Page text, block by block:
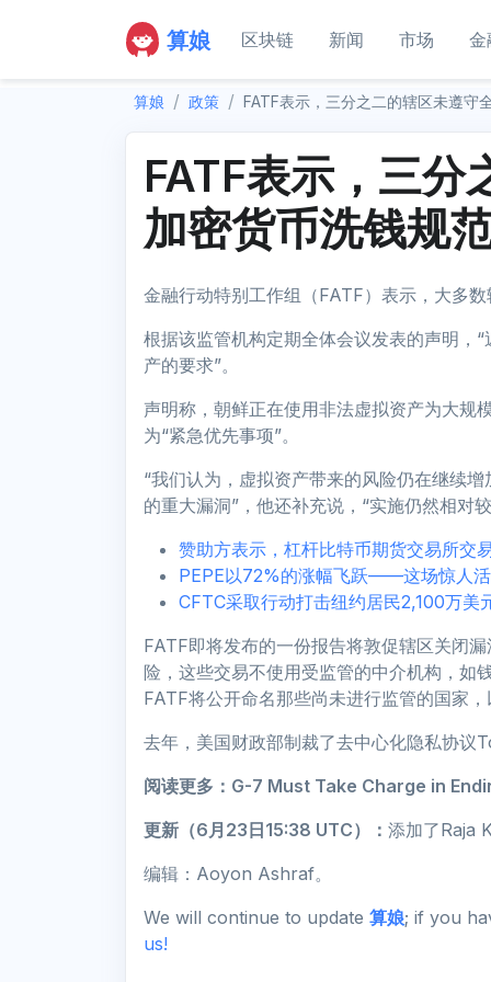
算娘 区块链 新闻 市场 金
算娘 政策 FATF表示，三分之二的辖区未遵守
FATF表示，三分
加密货币洗钱规
金融行动特别工作组（FATF）表示，大多
根据该监管机构定期全体会议发表的声明，
产的要求”。
声明称，朝鲜正在使用非法虚拟资产为大规
为“紧急优先事项”。
“我们认为，虚拟资产带来的风险仍在继续
的重大漏洞”，他还补充说，“实施仍然相对较
赞助方表示，杠杆比特币期货交易所交
PEPE以72%的涨幅飞跃——这场惊人活
CFTC采取行动打击纽约居民2,100万美
FATF即将发布的一份报告将敦促辖区关闭
险，这些交易不使用受监管的中介机构，如
FATF将公开命名那些尚未进行监管的国家，
去年，美国财政部制裁了去中心化隐私协议
阅读更多： G-7 Must Take Charge in
更新（6月23日15:38 UTC）： 添加了Raja
编辑：Aoyon Ashraf。
We will continue to update 算娘; if you
us!